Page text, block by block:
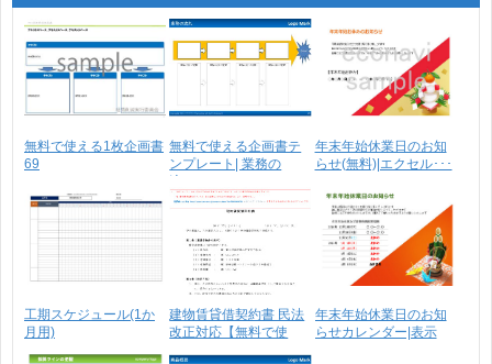
無料で使える1枚企画書
69
無料で使える企画書テ
ンプレート| 業務の
年末年始休業日のお知
らせ(無料)|エクセル･･･
工期スケジュール(1か
月用)
建物賃貸借契約書 民法
改正対応【無料で使
年末年始休業日のお知
らせカレンダー|表示